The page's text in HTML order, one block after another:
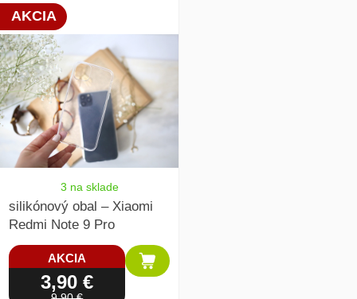
AKCIA
3 na sklade
silikónový obal – Xiaomi
Redmi Note 9 Pro
AKCIA
3,90 €